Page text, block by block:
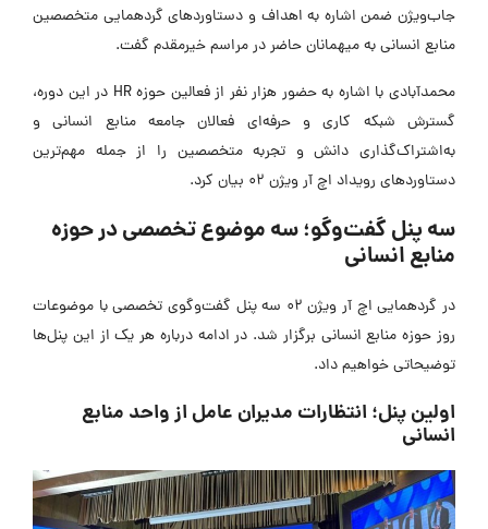
ضمن اشاره به اهداف و دستاوردهای گردهمایی متخصصین
انسانی به میهمانان حاضر در مراسم خیرمقدم گفت.
محمدآبادی با اشاره به حضور هزار نفر از فعالین حوزه HR در این دوره،
شبکه کاری و حرفه‌ای فعالان جامعه منابع انسانی و
دانش و تجربه متخصصین را از جمله مهم‌ترین
رویداد اچ آر ویژن 02 بیان کرد.
پنل گفت‌وگو؛ سه موضوع تخصصی در حوزه
انسانی
در گردهمایی اچ آر ویژن 02 سه پنل گفت‌وگوی تخصصی با موضوعات
حوزه منابع انسانی برگزار شد. در ادامه درباره هر یک از این پنل‌ها
خواهیم داد.
پنل؛ انتظارات مدیران عامل از واحد منابع